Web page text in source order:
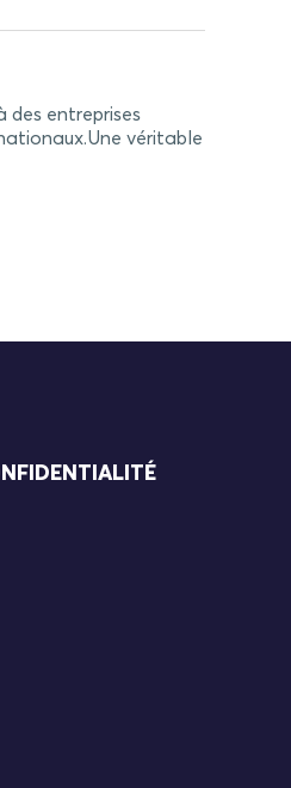
des entreprises
véritable